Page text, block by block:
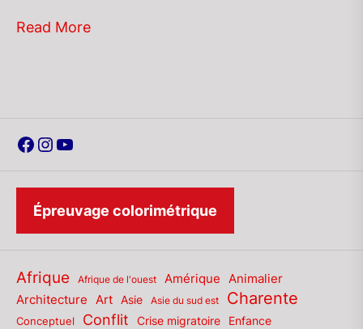
Read More
Facebook
Instagram
YouTube
Épreuvage colorimétrique
Afrique Afrique de l'ouest Amérique
Animalier
Architecture
Art Asie Asie du sud est Charente
Conceptuel Conflit Crise migratoire Enfance